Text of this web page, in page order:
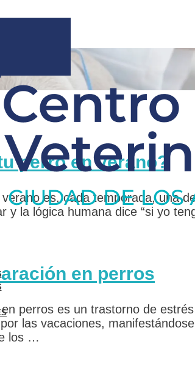
perro en verano?
es, cada temporada, una
y la lógica humana dice “si yo
en perros
perros es un trastorno de
las vacaciones,
los …